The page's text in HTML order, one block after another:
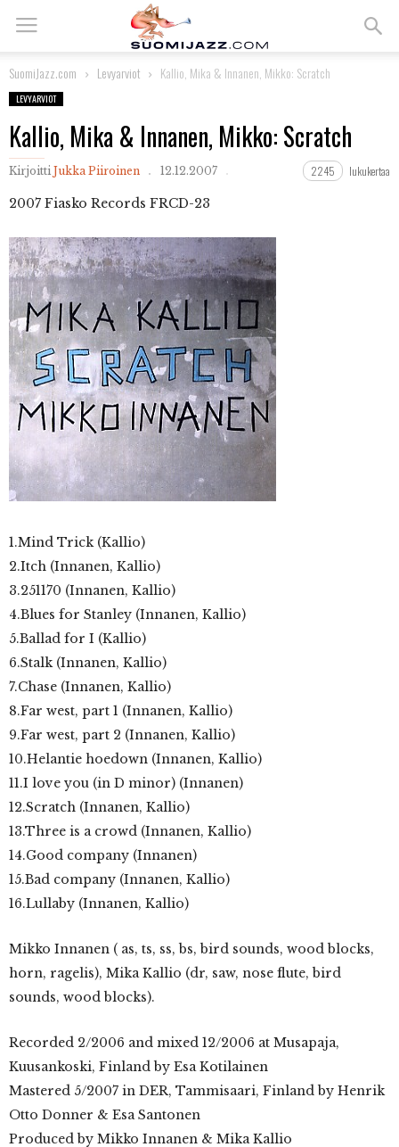
SuomiJazz.com Levyarviot Kallio, Mika & Innanen, Mikko: Scratch
LEVYARVIOT
Kallio, Mika & Innanen, Mikko: Scratch
Kirjoitti Jukka Piiroinen 12.12.2007 2245 lukukertaa
2007 Fiasko Records FRCD-23
1.Mind Trick (Kallio)
2.Itch (Innanen, Kallio)
3.251170 (Innanen, Kallio)
4.Blues for Stanley (Innanen, Kallio)
5.Ballad for I (Kallio)
6.Stalk (Innanen, Kallio)
7.Chase (Innanen, Kallio)
8.Far west, part 1 (Innanen, Kallio)
9.Far west, part 2 (Innanen, Kallio)
10.Helantie hoedown (Innanen, Kallio)
11.I love you (in D minor) (Innanen)
12.Scratch (Innanen, Kallio)
13.Three is a crowd (Innanen, Kallio)
14.Good company (Innanen)
15.Bad company (Innanen, Kallio)
16.Lullaby (Innanen, Kallio)
Mikko Innanen ( as, ts, ss, bs, bird sounds, wood blocks,
horn, ragelis), Mika Kallio (dr, saw, nose flute, bird
sounds, wood blocks).
Recorded 2/2006 and mixed 12/2006 at Musapaja,
Kuusankoski, Finland by Esa Kotilainen
Mastered 5/2007 in DER, Tammisaari, Finland by Henrik
Otto Donner & Esa Santonen
Produced by Mikko Innanen & Mika Kallio